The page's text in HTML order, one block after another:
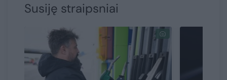
Susiję straipsniai